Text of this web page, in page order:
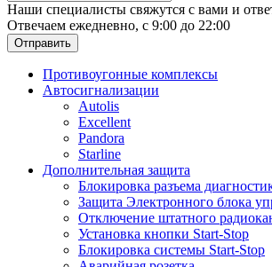
Наши специалисты свяжутся с вами и
Отвечаем ежедневно, с 9:00 до 22:00
Отправить
Противоугонные комплексы
Автосигнализации
Autolis
Excellent
Pandora
Starline
Дополнительная защита
Блокировка разъема
Защита Электронного блока
Отключение штатного
Установка кнопки Start-Stop
Блокировка системы Start-Stop